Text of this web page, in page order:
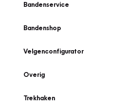
Bandenservice
Bandenshop
Velgenconfigurator
Overig
Trekhaken